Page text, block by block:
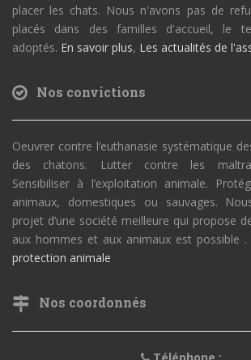
placer les chats. Nous n'avons pas de
placés dans des familles d'accueil, le
adoptés. En savoir plus, Les actualités de
Nos convictions
Oeuvrer contre l’euthanasie systématique
des chatons. Lutter contre les
Sensibiliser à l’exploitation animale.
animaux, domestiques ou sauvages.
projet d’une société meilleure qui propose
aux hommes et aux animaux est possible .
protection animale
Nos coordonnés